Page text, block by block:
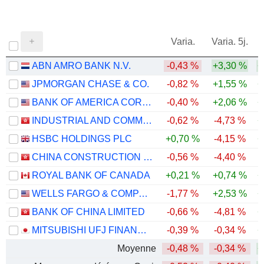
Varia. Varia. 5j.
ABN AMRO BANK N.V. -0,43 % +3,30 %
JPMORGAN CHASE & CO.
-0,82 % +1,55 %
BANK OF AMERICA CORPORATION
-0,40 % +2,06 %
INDUSTRIAL AND COMMERCIAL BANK OF CHINA LIMITED
-0,62 % -4,73 %
HSBC HOLDINGS PLC
+0,70 % -4,15 %
CHINA CONSTRUCTION BANK CORPORATION
-0,56 % -4,40 %
ROYAL BANK OF CANADA
+0,21 % +0,74 %
WELLS FARGO & COMPANY
-1,77 % +2,53 %
BANK OF CHINA LIMITED
-0,66 % -4,81 %
MITSUBISHI UFJ FINANCIAL GROUP, INC.
-0,39 % -0,34 %
Moyenne
-0,48 % -0,34 %